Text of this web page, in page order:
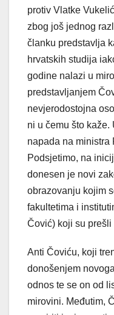
protiv Vlatke
zbog još jednog
članku predstavlja
hrvatskih studija
godine nalazi u
predstavljanjem
nevjerodostojna
ni u čemu što kaže.
napada na ministra
Podsjetimo, na
donesen je novi
obrazovanju kojim
fakultetima i
Čović) koji su
Anti Čoviću, koji
donošenjem
odnos te se on od
mirovini. Međutim,